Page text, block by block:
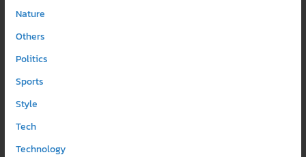
Nature
Others
Politics
Sports
Style
Tech
Technology